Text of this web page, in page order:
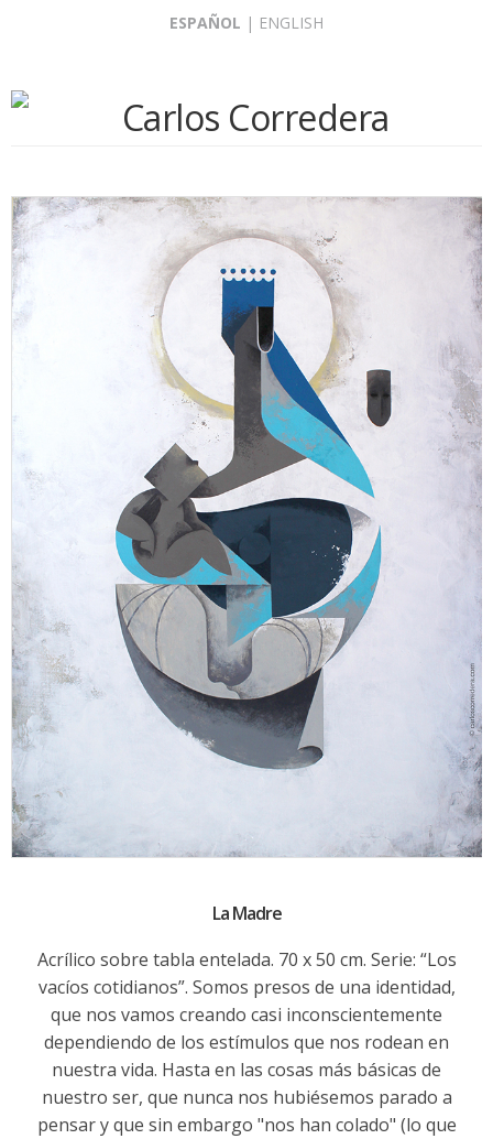
ESPAÑOL | ENGLISH
La Madre
Acrílico sobre tabla entelada. 70 x 50 cm. Serie: “Los
vacíos cotidianos”. Somos presos de una identidad,
que nos vamos creando casi inconscientemente
dependiendo de los estímulos que nos rodean en
nuestra vida. Hasta en las cosas más básicas de
nuestro ser, que nunca nos hubiésemos parado a
pensar y que sin embargo "nos han colado" (lo que